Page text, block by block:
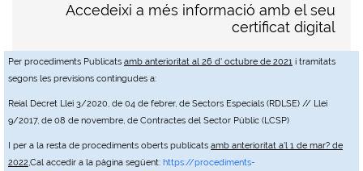
Per procediments Publicats amb anterioritat al 26 d' octubre de 2021 i tramitats
segons les previsions contingudes a:
Reial Decret Llei 3/2020, de 04 de febrer, de Sectors Especials (RDLSE) // Llei
9/2017, de 08 de novembre, de Contractes del Sector Públic (LCSP)
I per a la resta de procediments oberts publicats amb anterioritat a'l 1 de mar? de
2022,Cal accedir a la pàgina següent: https://procediments-
Accedeixi a més informació amb el seu
certificat digital